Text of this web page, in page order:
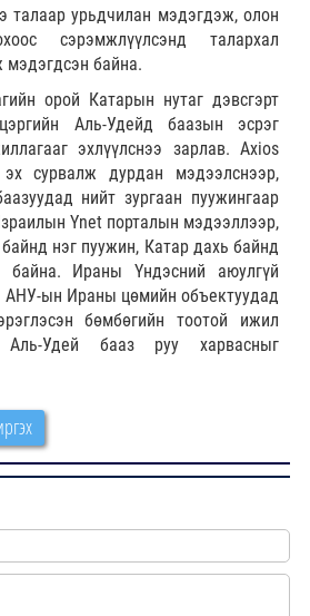
талаар урьдчилан мэдэгдэж, олон
сэрэмжлүүлсэнд талархал
мэдэгдсэн байна.
орой Катарын нутаг дэвсгэрт
Аль-Удейд баазын эсрэг
эхлүүлснээ зарлав. Axios
сурвалж дурдан мэдээлснээр,
нийт зургаан пуужингаар
Ynet порталын мэдээллээр,
нэг пуужин, Катар дахь байнд
байна. Ираны Үндэсний аюулгүй
ын Ираны цөмийн объектуудад
бөмбөгийн тоотой ижил
Аль-Удей бааз руу харвасныг